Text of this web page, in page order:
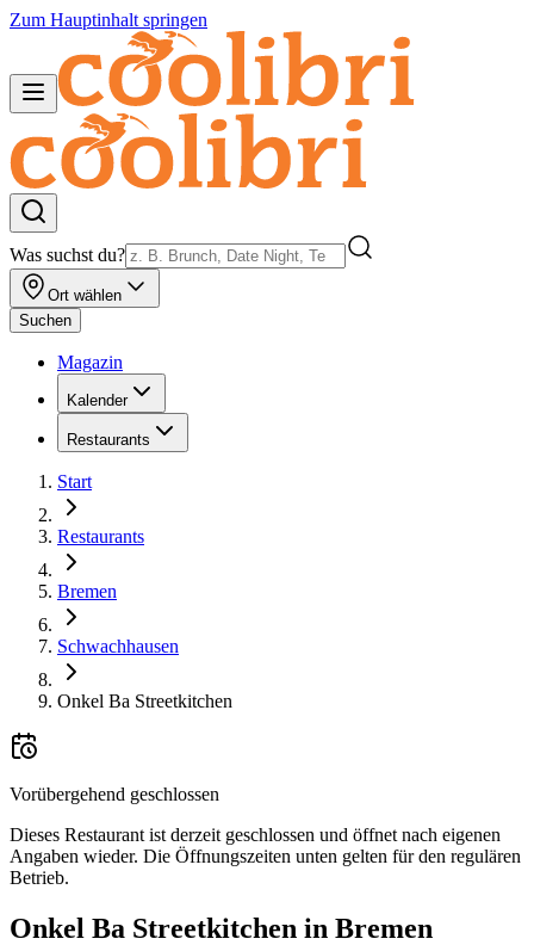
Zum Hauptinhalt springen
Was suchst du?
Ort wählen
Suchen
Magazin
Kalender
Restaurants
Start
Restaurants
Bremen
Schwachhausen
Onkel Ba Streetkitchen
Vorübergehend geschlossen
Dieses Restaurant ist derzeit geschlossen und öffnet nach eigenen
Angaben wieder. Die Öffnungszeiten unten gelten für den regulären
Betrieb.
Onkel Ba Streetkitchen in Bremen